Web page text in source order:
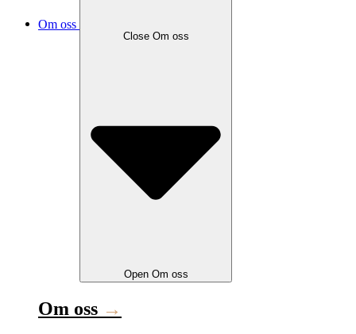
Om oss
Close Om oss
Open Om oss
Om oss →